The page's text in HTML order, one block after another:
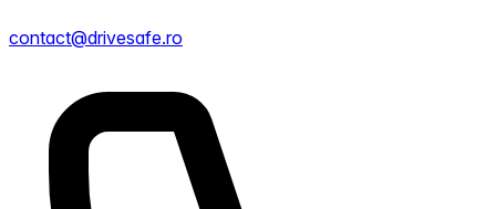
contact@drivesafe.ro